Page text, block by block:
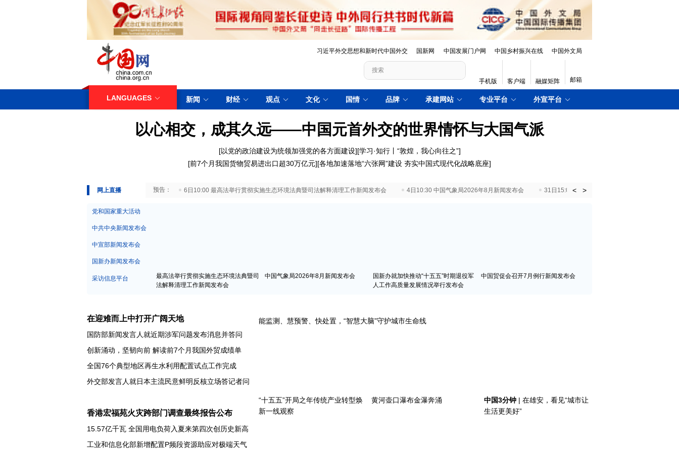
习近平外交思想和新时代中国外交 国新网 中国发展门户网 中国乡村振兴在线 中国外文局
手机版 客户端 融媒矩阵 邮箱
LANGUAGES 新闻 财经 观点 文化 国情 品牌 承建网站 专业平台 外宣平台
以心相交，成其久远——中国元首外交的世界情怀与大国气派
[以党的政治建设为统领加强党的各方面建设][学习·知行丨“敦煌，我心向往之”]
[前7个月我国货物贸易进出口超30万亿元][各地加速落地“六张网”建设 夯实中国式现代化战略底座]
网上直播
29日10:00 国务院台湾事务办公室7月29日举行新闻发布会 6日10:00 最高法举行贯彻实施生态环境法典暨司法解释清理工作新闻发布会 4日10:30 中国气象局2026年8月新闻发布会 31日15:00 国新办就加快推动“十五五”时期退役
< >
党和国家重大活动
中共中央新闻发布会
中宣部新闻发布会
国新办新闻发布会
采访信息平台
最高法举行贯彻实施生态环境法典暨司
法解释清理工作新闻发布会
中国气象局2026年8月新闻发布会
国新办就加快推动“十五五”时期退役军
人工作高质量发展情况举行发布会
中国贸促会召开7月例行新闻发布会
在迎难而上中打开广阔天地
国防部新闻发言人就近期涉军问题发布消息并答问
创新涌动，坚韧向前 解读前7个月我国外贸成绩单
全国76个典型地区再生水利用配置试点工作完成
香港宏福苑火灾跨部门调查最终报告公布
15.57亿千瓦 全国用电负荷入夏来第四次创历史新高
工业和信息化部新增配置P频段资源助应对极端天气